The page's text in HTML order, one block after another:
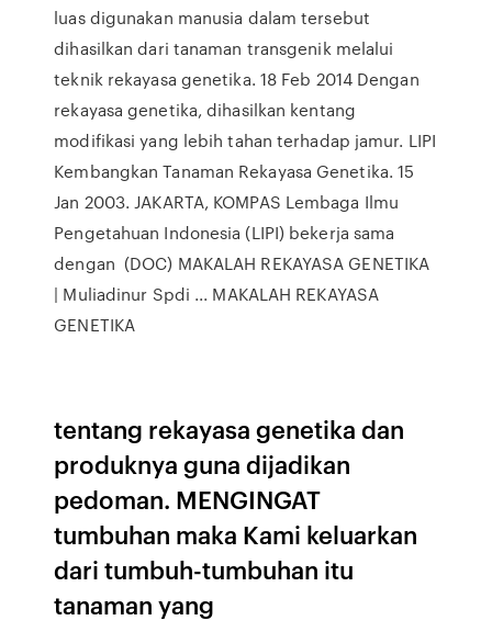
luas digunakan manusia dalam tersebut
dihasilkan dari tanaman transgenik melalui
teknik rekayasa genetika. 18 Feb 2014 Dengan
rekayasa genetika, dihasilkan kentang
modifikasi yang lebih tahan terhadap jamur. LIPI
Kembangkan Tanaman Rekayasa Genetika. 15
Jan 2003. JAKARTA, KOMPAS Lembaga Ilmu
Pengetahuan Indonesia (LIPI) bekerja sama
dengan (DOC) MAKALAH REKAYASA GENETIKA
| Muliadinur Spdi ... MAKALAH REKAYASA
GENETIKA
tentang rekayasa genetika dan
produknya guna dijadikan
pedoman. MENGINGAT
tumbuhan maka Kami keluarkan
dari tumbuh-tumbuhan itu
tanaman yang